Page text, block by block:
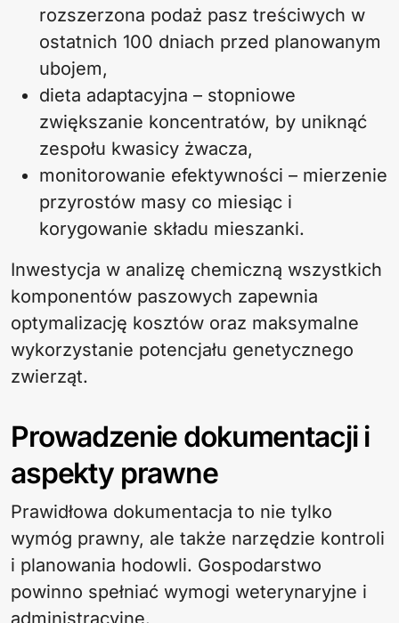
rozszerzona podaż pasz treściwych w
ostatnich 100 dniach przed planowanym
ubojem,
dieta adaptacyjna – stopniowe
zwiększanie koncentratów, by uniknąć
zespołu kwasicy żwacza,
monitorowanie efektywności – mierzenie
przyrostów masy co miesiąc i
korygowanie składu mieszanki.
Inwestycja w analizę chemiczną wszystkich
komponentów paszowych zapewnia
optymalizację kosztów oraz maksymalne
wykorzystanie potencjału genetycznego
zwierząt.
Prowadzenie dokumentacji i
aspekty prawne
Prawidłowa dokumentacja to nie tylko
wymóg prawny, ale także narzędzie kontroli
i planowania hodowli. Gospodarstwo
powinno spełniać wymogi weterynaryjne i
administracyjne.